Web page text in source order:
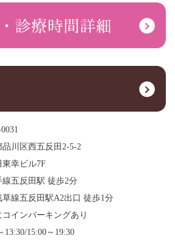
品川区西五反田2-5-2
東幸ビル7F
線五反田駅 徒歩2分
草線五反田駅A2出口 徒歩1分
コインパーキングあり
13:30/15:00～19:30